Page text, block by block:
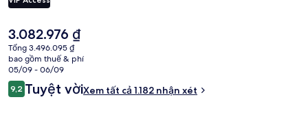
tượng tốt đẹp trong lòng du khách. Nơi lưu trú nằm cách dịch vụ
phố Hồ Chí Minh 7 phút và Ga Ba Son 12 phút.
Giá
hiện
tại
là
3.082.976 ₫
3.082.976 ₫
Tổng 3.496.095 ₫
bao gồm thuế & phí
05/09 - 06/09
Nhận
xét
9,29,2 trên 10,
Tuyệt vờiXem tất cả 1.182 nhận xét